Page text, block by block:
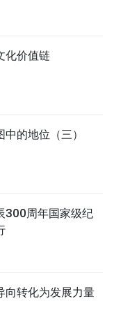
化价值链
的地位（三）
300周年国家级纪
向转化为发展力量